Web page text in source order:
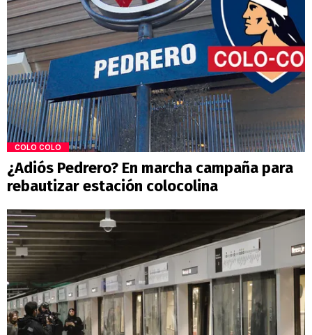
COLO COLO
¿Adiós Pedrero? En marcha campaña para
rebautizar estación colocolina